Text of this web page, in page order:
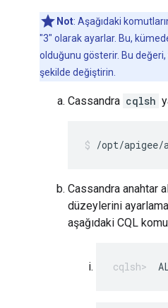
Not: Aşağıdaki
"3" olarak ayarlar. Bu,
olduğunu gösterir. Bu
şekilde değiştirin.
Cassandra cqlsh
/opt/apigee/
Cassandra anahtar
düzeylerini
aşağıdaki CQL